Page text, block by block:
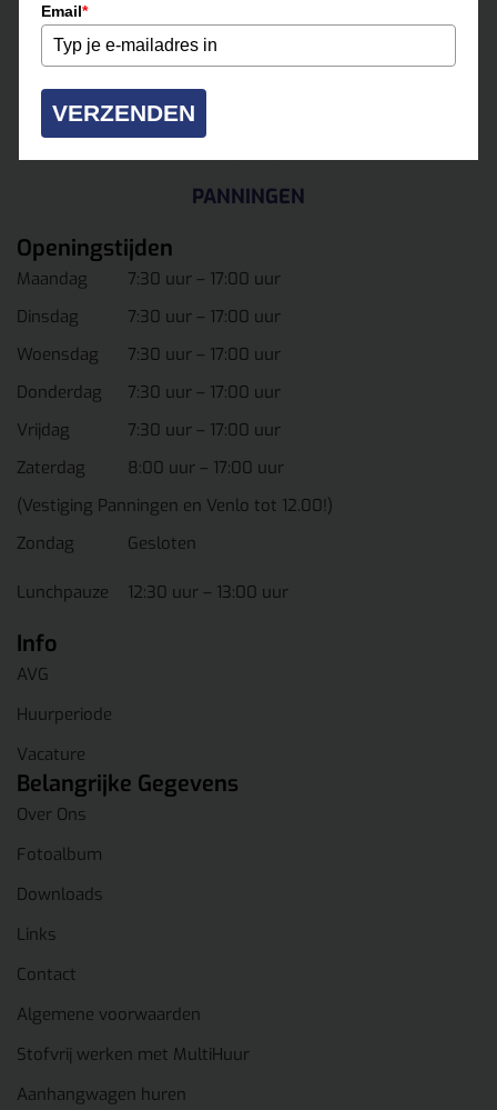
VENLO
PANNINGEN
KvK.13037070
BTW nr:
NL53 RABO 0113 8157 00
Openingstijden
Maandag
7:30 uur – 17:00 uur
Dinsdag
7:30 uur – 17:00 uur
Woensdag
7:30 uur – 17:00 uur
Donderdag
7:30 uur – 17:00 uur
Vrijdag
7:30 uur – 17:00 uur
Zaterdag
8:00 uur – 17:00 uur
(Vestiging Panningen en Venlo tot 12.00!)
Zondag
Gesloten
Lunchpauze 12:30 uur – 13:00 uur
Info
AVG
Huurperiode
Vacature
Belangrijke Gegevens
Over Ons
Fotoalbum
Downloads
Links
Contact
Algemene voorwaarden
Stofvrij werken met MultiHuur
Aanhangwagen huren
Email*
VERZENDEN